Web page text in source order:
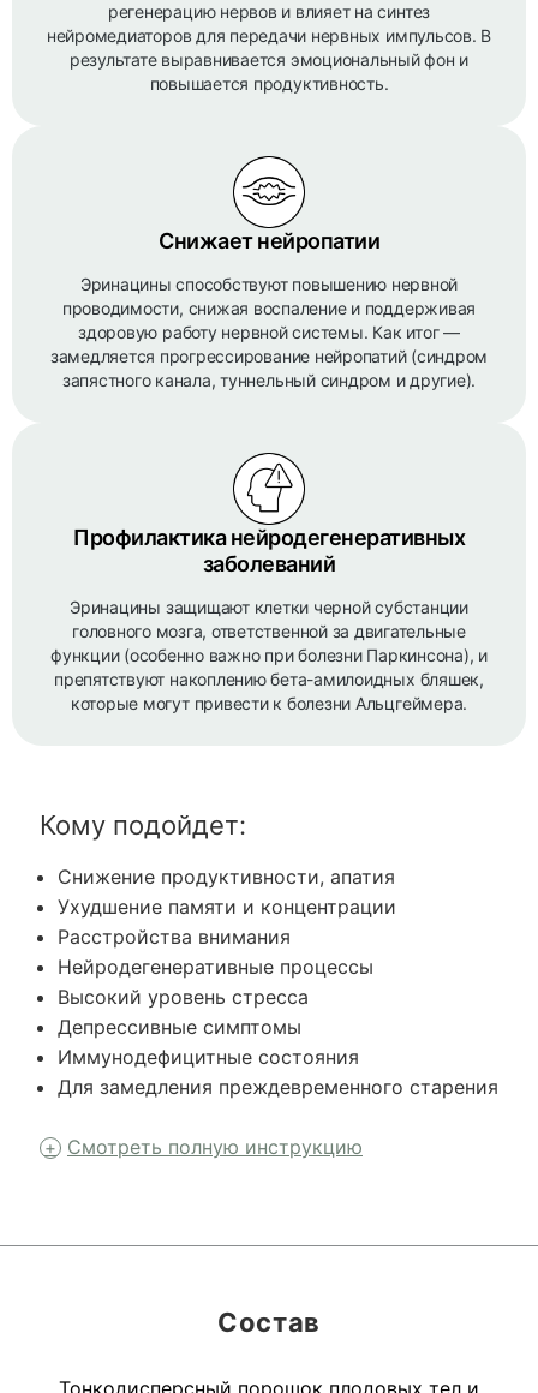
регенерацию нервов и влияет на синтез
нейромедиаторов для передачи нервных импульсов. В
результате выравнивается эмоциональный фон и
повышается продуктивность.
Снижает нейропатии
Эринацины способствуют повышению нервной
проводимости, снижая воспаление и поддерживая
здоровую работу нервной системы. Как итог —
замедляется прогрессирование нейропатий (синдром
запястного канала, туннельный синдром и другие).
Профилактика нейродегенеративных
заболеваний
Эринацины защищают клетки черной субстанции
головного мозга, ответственной за двигательные
функции (особенно важно при болезни Паркинсона), и
препятствуют накоплению бета-амилоидных бляшек,
которые могут привести к болезни Альцгеймера.
Кому подойдет:
Снижение продуктивности, апатия
Ухудшение памяти и концентрации
Расстройства внимания
Нейродегенеративные процессы
Высокий уровень стресса
Депрессивные симптомы
Иммунодефицитные состояния
Для замедления преждевременного старения
Смотреть полную инструкцию
Состав
Тонкодисперсный порошок плодовых тел и